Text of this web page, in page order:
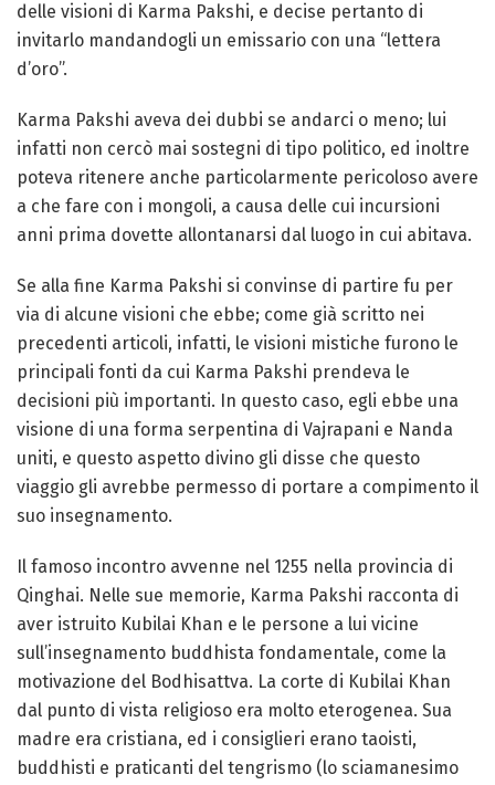
delle visioni di Karma Pakshi, e decise pertanto di
invitarlo mandandogli un emissario con una “lettera
d’oro”.
Karma Pakshi aveva dei dubbi se andarci o meno; lui
infatti non cercò mai sostegni di tipo politico, ed inoltre
poteva ritenere anche particolarmente pericoloso avere
a che fare con i mongoli, a causa delle cui incursioni
anni prima dovette allontanarsi dal luogo in cui abitava.
Se alla fine Karma Pakshi si convinse di partire fu per
via di alcune visioni che ebbe; come già scritto nei
precedenti articoli, infatti, le visioni mistiche furono le
principali fonti da cui Karma Pakshi prendeva le
decisioni più importanti. In questo caso, egli ebbe una
visione di una forma serpentina di Vajrapani e Nanda
uniti, e questo aspetto divino gli disse che questo
viaggio gli avrebbe permesso di portare a compimento il
suo insegnamento.
Il famoso incontro avvenne nel 1255 nella provincia di
Qinghai. Nelle sue memorie, Karma Pakshi racconta di
aver istruito Kubilai Khan e le persone a lui vicine
sull’insegnamento buddhista fondamentale, come la
motivazione del Bodhisattva. La corte di Kubilai Khan
dal punto di vista religioso era molto eterogenea. Sua
madre era cristiana, ed i consiglieri erano taoisti,
buddhisti e praticanti del tengrismo (lo sciamanesimo